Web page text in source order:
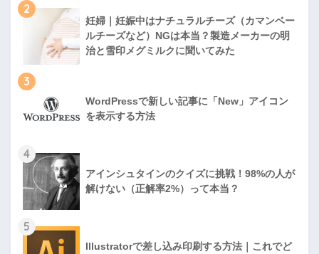
2
妊婦｜妊娠中はナチュラルチーズ（カマンベー
ルチーズなど）NGは本当？製造メーカーの明
治と雪印メグミルクに聞いてみた
3
WordPressで新しい記事に「New」アイコン
を表示する方法
4
アインシュタインのクイズに挑戦！98%の人が
解けない（正解率2%）って本当？
5
Illustratorで差し込み印刷する方法｜これでど